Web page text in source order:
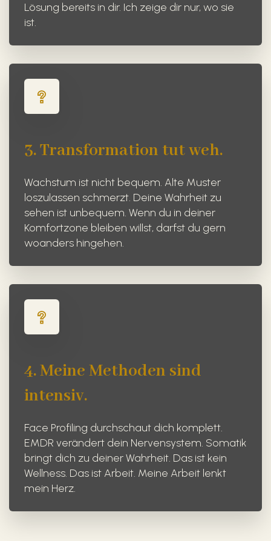
Lösung bereits in dir. Ich zeige dir nur, wo sie
ist.
3. Transformation tut weh.
Wachstum ist nicht bequem. Alte Muster
loszulassen schmerzt. Deine Wahrheit zu
sehen ist unbequem. Wenn du in deiner
Komfortzone bleiben willst, darfst du gern
woanders hingehen.
4. Meine Methoden sind
intensiv.
Face Profiling durchschaut dich komplett.
EMDR verändert dein Nervensystem. Somatik
bringt dich zu deiner Wahrheit. Das ist kein
Wellness. Das ist Arbeit. Meine Arbeit lenkt
mein Herz.